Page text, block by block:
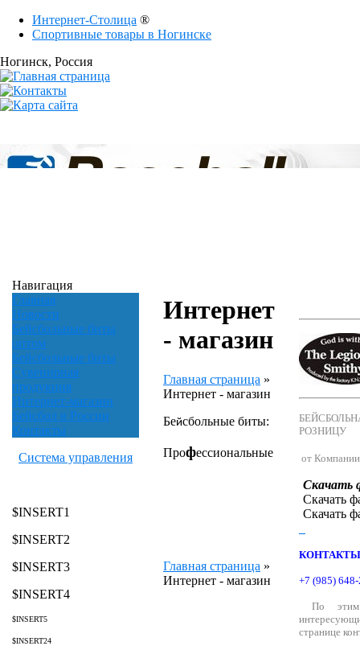
Интернет-Столица ®
Спортивные товары в Ногинске
Ногинск, Россия
Навигация
Главная
Новости
Бейсбольные биты
оптом
Бейсбольные биты
Сувенирная
продукция
Интернет-магазин
Бейсбол в России
Контакты
Система управления
$INSERT1
$INSERT2
$INSERT3
$INSERT4
$INSERT5
$INSERT24
Интернет
- магазин
Главная страница »
Интернет - магазин
Бейсбольные биты:
Профессиональные
Главная страница »
Интернет - магазин
РОЗНИЦУ
от
Скачать
Скачать
Скачать
КОНТАКТЫ
+7 (985)
По этим
странице